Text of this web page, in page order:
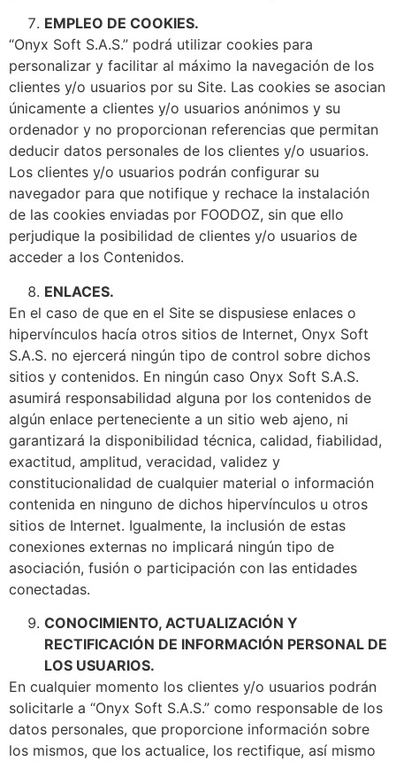
EMPLEO DE COOKIES.
“Onyx Soft S.A.S.” podrá utilizar cookies para
personalizar y facilitar al máximo la navegación de los
clientes y/o usuarios por su Site. Las cookies se asocian
únicamente a clientes y/o usuarios anónimos y su
ordenador y no proporcionan referencias que permitan
deducir datos personales de los clientes y/o usuarios.
Los clientes y/o usuarios podrán configurar su
navegador para que notifique y rechace la instalación
de las cookies enviadas por FOODOZ, sin que ello
perjudique la posibilidad de clientes y/o usuarios de
acceder a los Contenidos.
ENLACES.
En el caso de que en el Site se dispusiese enlaces o
hipervínculos hacía otros sitios de Internet, Onyx Soft
S.A.S. no ejercerá ningún tipo de control sobre dichos
sitios y contenidos. En ningún caso Onyx Soft S.A.S.
asumirá responsabilidad alguna por los contenidos de
algún enlace perteneciente a un sitio web ajeno, ni
garantizará la disponibilidad técnica, calidad, fiabilidad,
exactitud, amplitud, veracidad, validez y
constitucionalidad de cualquier material o información
contenida en ninguno de dichos hipervínculos u otros
sitios de Internet. Igualmente, la inclusión de estas
conexiones externas no implicará ningún tipo de
asociación, fusión o participación con las entidades
conectadas.
CONOCIMIENTO, ACTUALIZACIÓN Y
RECTIFICACIÓN DE INFORMACIÓN PERSONAL DE
LOS USUARIOS.
En cualquier momento los clientes y/o usuarios podrán
solicitarle a “Onyx Soft S.A.S.” como responsable de los
datos personales, que proporcione información sobre
los mismos, que los actualice, los rectifique, así mismo